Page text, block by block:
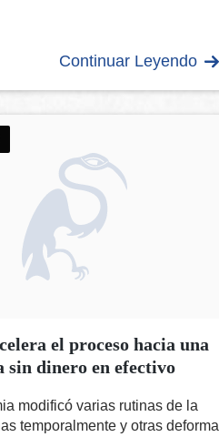
Continuar Leyendo
el proceso hacia una
sin dinero en efectivo
modificó varias rutinas de la
temporalmente y otras deforma